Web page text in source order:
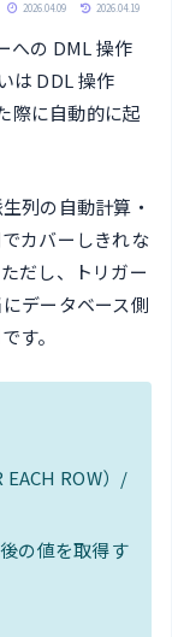
2026.04.09 2026.04.19
への DML 操作
は DDL 操作
際に自動的に起
列の自動計算・
カバーしきれな
だし、トリガー
データベース側
す。
EACH ROW）/
の値を取得す